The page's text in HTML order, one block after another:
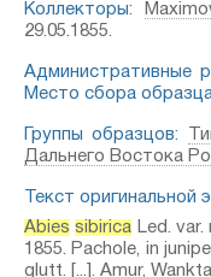
Коллекторы:
29.05.1855.
Административные
Место сбора
Группы образцов:
Дальнего Востока
Текст оригинальной
Abies sibirica Led.
1855. Pachole, in
glutt. [...]. Amur,